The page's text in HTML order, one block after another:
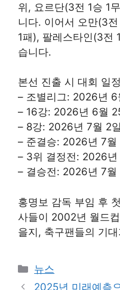
위, 요르단(3전 1승 1
니다. 이어서 오만(3
1패), 팔레스타인(3전
습니다.
본선 진출 시 대회 일
– 조별리그: 2026년 6
– 16강: 2026년 6월
– 8강: 2026년 7월 2
– 준결승: 2026년 7월
– 3위 결정전: 2026년
– 결승전: 2026년 7월
홍명보 감독 부임 후
사들이 2002년 월드
을지, 축구팬들의 기
카
테
뉴스
2025년 미래예측